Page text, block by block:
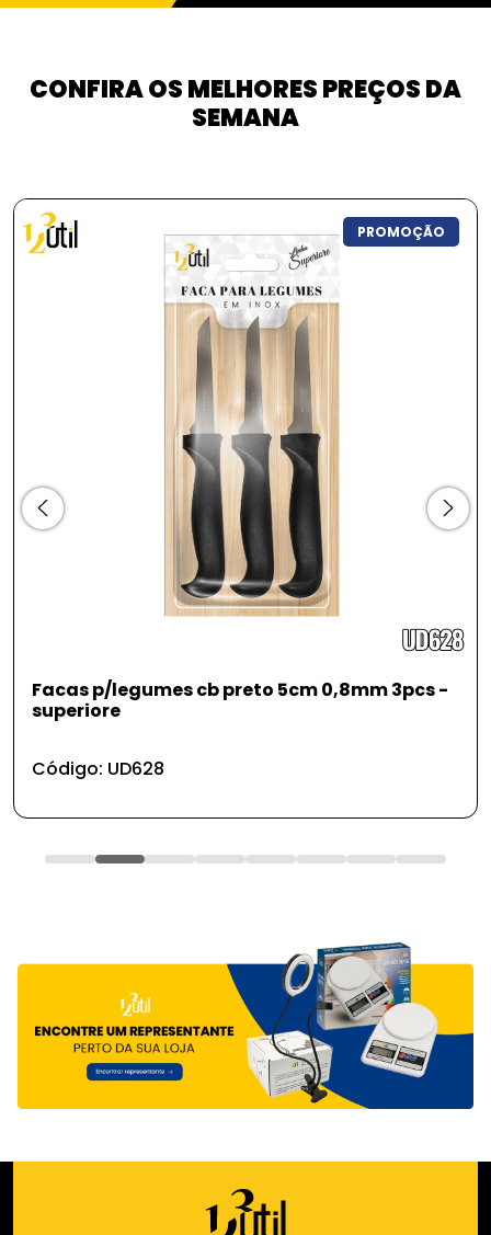
CONFIRA OS MELHORES PREÇOS DA
SEMANA
PROMOÇÃO
Facas p/legumes cb preto 5cm 0,8mm 3pcs -
superiore
Código: UD628